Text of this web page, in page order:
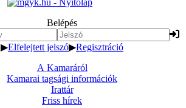
Belépés
▶Elfelejtett jelszó▶Regisztráció
A Kamaráról
Kamarai tagsági információk
Irattár
Friss hírek